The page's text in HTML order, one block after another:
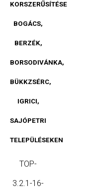
KORSZERŰSÍTÉSE
BOGÁCS,
BERZÉK,
BORSODIVÁNKA,
BÜKKZSÉRC,
IGRICI,
SAJÓPETRI
TELEPÜLÉSEKEN
TOP-
3.2.1-16-